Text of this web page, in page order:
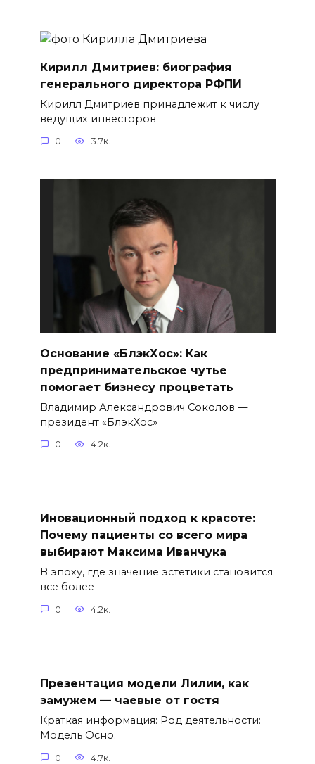
Кирилл Дмитриев: биография
генерального директора РФПИ
Кирилл Дмитриев принадлежит к числу
ведущих инвесторов
0 3.7к.
Основание «БлэкХос»: Как
предпринимательское чутье
помогает бизнесу процветать
Владимир Александрович Соколов —
президент «БлэкХос»
0 4.2к.
Иновационный подход к красоте:
Почему пациенты со всего мира
выбирают Максима Иванчука
В эпоху, где значение эстетики становится
все более
0 4.2к.
Презентация модели Лилии, как
замужем — чаевые от гостя
Краткая информация: Род деятельности:
Модель Осно.
0 4.7к.